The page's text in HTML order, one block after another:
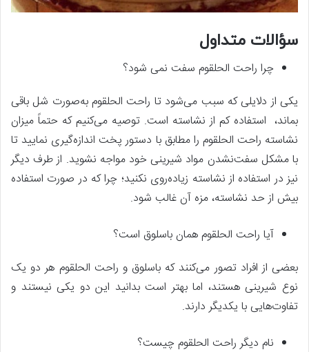
سؤالات متداول
چرا راحت الحلقوم سفت نمی شود؟
یکی از دلایلی که سبب می‌شود تا راحت الحلقوم به‌صورت شل باقی
بماند، استفاده کم از نشاسته است. توصیه می‌کنیم که حتماً میزان
نشاسته راحت الحلقوم را مطابق با دستور پخت اندازه‌گیری نمایید تا
با مشکل سفت‌نشدن مواد شیرینی خود مواجه نشوید. از طرف دیگر
نیز در استفاده از نشاسته زیاده‌روی نکنید؛ چرا که در صورت استفاده
بیش از حد نشاسته، مزه آن غالب شود.
آیا راحت الحلقوم همان باسلوق است؟
بعضی از افراد تصور می‌کنند که باسلوق و راحت الحلقوم هر دو یک
نوع شیرینی هستند، اما بهتر است بدانید این دو یکی نیستند و
تفاوت‌هایی با یکدیگر دارند.
نام دیگر راحت الحلقوم چیست؟